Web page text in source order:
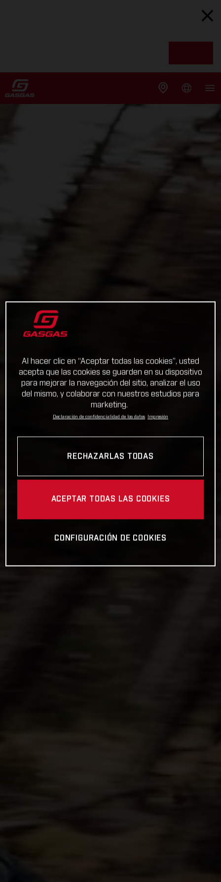
Al hacer clic en “Aceptar todas las cookies”, usted
acepta que las cookies se guarden en su dispositivo
para mejorar la navegación del sitio, analizar el uso
del mismo, y colaborar con nuestros estudios para
marketing.
Declaración de confidencialidad de los datos Impresión
RECHAZARLAS TODAS
ACEPTAR TODAS LAS COOKIES
CONFIGURACIÓN DE COOKIES